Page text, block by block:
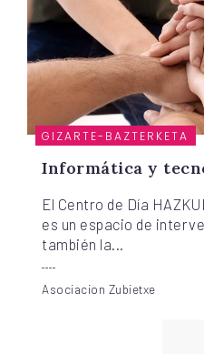
GIZARTE-BAZTERKETA
Informática y
El Centro de Día
es un espacio de
también la...
Asociacion Zubietxe